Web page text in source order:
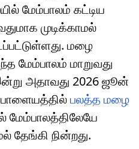
மேம்பாலம் கட்டிய
முடிக்காமல்
மழை
மேம்பாலம் மாறுவது
அதாவது 2026 ஜூன்
பலத்த மழை
மேம்பாலத்திலேயே
தேங்கி நின்றது.